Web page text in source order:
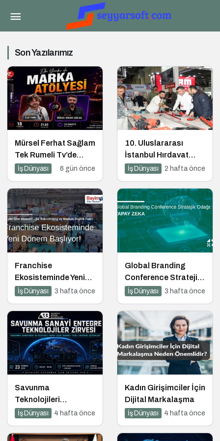
Son Yazılarımız
Mürsel Ferhat Sağlam
Tek Rumeli Tv’de
Marka Atölyesi
Oldu
İş Dünyası 6 gün önce
10. Uluslararası
İstanbul Hırdavat
Fuarı, Küresel
Olmaya Hazırlanıyor
İş Dünyası 2 hafta önce
Franchise
Ekosisteminde Yeni
Dönem Başlıyor:
Fuarı 2026 İçin Geri
Sayım!
İş Dünyası 3 hafta önce
Global Branding
Conference Stratejik
Odağı: Yapay Zeka
İş Dünyası 3 hafta önce
Savunma
Teknolojileri
Entegrasyon Zirvesi
Gerçekleşecek!
İş Dünyası 4 hafta önce
Kadın Girişimciler İçin
Dijital Markalaşma
İş Dünyası 4 hafta önce